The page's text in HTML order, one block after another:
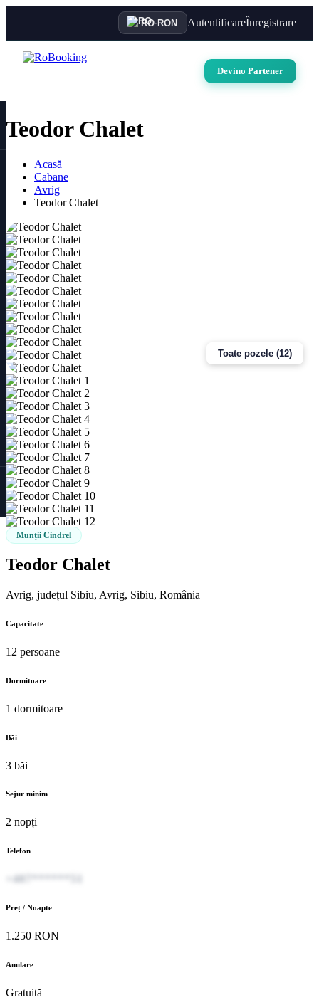
RO·RON AutentificareÎnregistrare
Devino Partener
Teodor Chalet
Acasă
Cabane
Avrig
Teodor Chalet
Toate pozele (12)
Munții Cindrel
Teodor Chalet
Avrig, județul Sibiu, Avrig, Sibiu, România
Capacitate
12 persoane
Dormitoare
1 dormitoare
Băi
3 băi
Sejur minim
2 nopți
Telefon
+407******51
Preț / Noapte
1.250 RON
Anulare
Gratuită